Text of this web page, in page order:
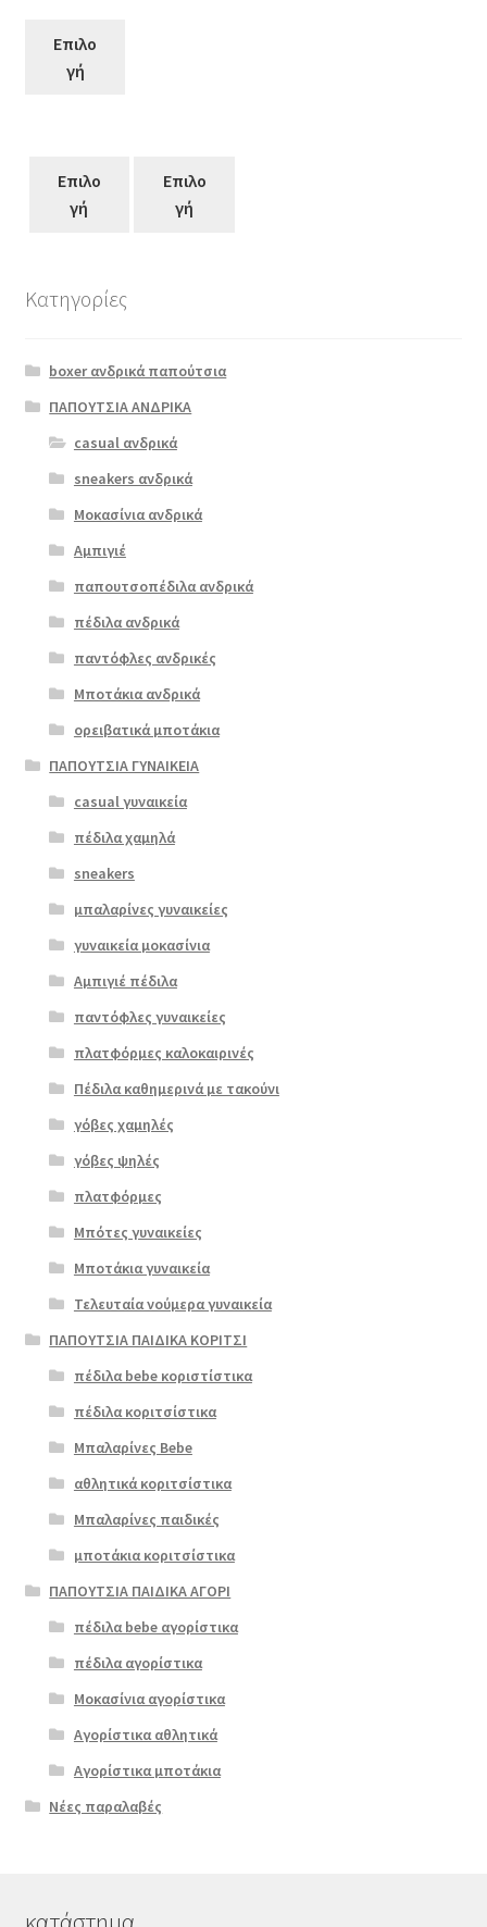
Επιλο
γή
Επιλο
γή
Επιλο
γή
boxer 21130
γκρι
ΠΡΟΣΦΟΡΆ!
79.00
Original
price
€79.00.
€ 63.00Η
τρέχουσα
είναι:
€63.00.
Επιλο
προϊόν
έχει
πολλαπλές
επιλογές
μπορούν
επιλεγούν
στη
σελίδα
προϊόντος
Κατηγορίες
boxer ανδρικά παπούτσια
ΠΑΠΟΥΤΣΙΑ ΑΝΔΡΙΚΑ
casual ανδρικά
sneakers ανδρικά
Μοκασίνια ανδρικά
Αμπιγιέ
παπουτσοπέδιλα ανδρικά
πέδιλα ανδρικά
παντόφλες ανδρικές
Μποτάκια ανδρικά
ορειβατικά μποτάκια
ΠΑΠΟΥΤΣΙΑ ΓΥΝΑΙΚΕΙΑ
casual γυναικεία
πέδιλα χαμηλά
sneakers
μπαλαρίνες γυναικείες
γυναικεία μοκασίνια
Αμπιγιέ πέδιλα
παντόφλες γυναικείες
πλατφόρμες καλοκαιρινές
Πέδιλα καθημερινά με τακούνι
γόβες χαμηλές
γόβες ψηλές
πλατφόρμες
Μπότες γυναικείες
Μποτάκια γυναικεία
Τελευταία νούμερα γυναικεία
ΠΑΠΟΥΤΣΙΑ ΠΑΙΔΙΚΑ ΚΟΡΙΤΣΙ
πέδιλα bebe κοριστίστικα
πέδιλα κοριτσίστικα
Μπαλαρίνες Bebe
αθλητικά κοριτσίστικα
Μπαλαρίνες παιδικές
μποτάκια κοριτσίστικα
ΠΑΠΟΥΤΣΙΑ ΠΑΙΔΙΚΑ ΑΓΟΡΙ
πέδιλα bebe αγορίστικα
πέδιλα αγορίστικα
Μοκασίνια αγορίστικα
Αγορίστικα αθλητικά
Αγορίστικα μποτάκια
Νέες παραλαβές